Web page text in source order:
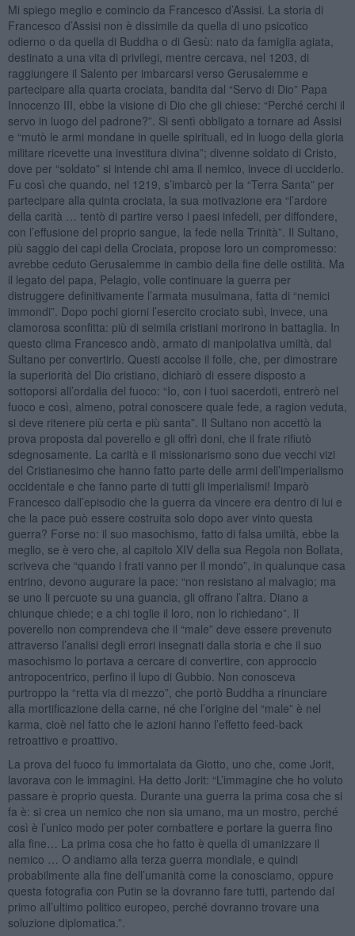
Mi spiego meglio e comincio da Francesco d’Assisi. La storia di
Francesco d’Assisi non è dissimile da quella di uno psicotico
odierno o da quella di Buddha o di Gesù: nato da famiglia agiata,
destinato a una vita di privilegi, mentre cercava, nel 1203, di
raggiungere il Salento per imbarcarsi verso Gerusalemme e
partecipare alla quarta crociata, bandita dal “Servo di Dio” Papa
Innocenzo III, ebbe la visione di Dio che gli chiese: “Perché cerchi il
servo in luogo del padrone?”. Si sentì obbligato a tornare ad Assisi
e “mutò le armi mondane in quelle spirituali, ed in luogo della gloria
militare ricevette una investitura divina”; divenne soldato di Cristo,
dove per “soldato” si intende chi ama il nemico, invece di ucciderlo.
Fu così che quando, nel 1219, s’imbarcò per la “Terra Santa” per
partecipare alla quinta crociata, la sua motivazione era “l’ardore
della carità … tentò di partire verso i paesi infedeli, per diffondere,
con l’effusione del proprio sangue, la fede nella Trinità”. Il Sultano,
più saggio dei capi della Crociata, propose loro un compromesso:
avrebbe ceduto Gerusalemme in cambio della fine delle ostilità. Ma
il legato del papa, Pelagio, volle continuare la guerra per
distruggere definitivamente l’armata musulmana, fatta di “nemici
immondi”. Dopo pochi giorni l’esercito crociato subì, invece, una
clamorosa sconfitta: più di seimila cristiani morirono in battaglia. In
questo clima Francesco andò, armato di manipolativa umiltà, dal
Sultano per convertirlo. Questi accolse il folle, che, per dimostrare
la superiorità del Dio cristiano, dichiarò di essere disposto a
sottoporsi all’ordalia del fuoco: “Io, con i tuoi sacerdoti, entrerò nel
fuoco e così, almeno, potrai conoscere quale fede, a ragion veduta,
si deve ritenere più certa e più santa”. Il Sultano non accettò la
prova proposta dal poverello e gli offrì doni, che il frate rifiutò
sdegnosamente. La carità e il missionarismo sono due vecchi vizi
del Cristianesimo che hanno fatto parte delle armi dell’imperialismo
occidentale e che fanno parte di tutti gli imperialismi! Imparò
Francesco dall’episodio che la guerra da vincere era dentro di lui e
che la pace può essere costruita solo dopo aver vinto questa
guerra? Forse no: il suo masochismo, fatto di falsa umiltà, ebbe la
meglio, se è vero che, al capitolo XIV della sua Regola non Bollata,
scriveva che “quando i frati vanno per il mondo”, in qualunque casa
entrino, devono augurare la pace: “non resistano al malvagio; ma
se uno li percuote su una guancia, gli offrano l’altra. Diano a
chiunque chiede; e a chi toglie il loro, non lo richiedano”. Il
poverello non comprendeva che il “male” deve essere prevenuto
attraverso l’analisi degli errori insegnati dalla storia e che il suo
masochismo lo portava a cercare di convertire, con approccio
antropocentrico, perfino il lupo di Gubbio. Non conosceva
purtroppo la “retta via di mezzo”, che portò Buddha a rinunciare
alla mortificazione della carne, né che l’origine del “male” è nel
karma, cioè nel fatto che le azioni hanno l’effetto feed-back
retroattivo e proattivo.
La prova del fuoco fu immortalata da Giotto, uno che, come Jorit,
lavorava con le immagini. Ha detto Jorit: “L’immagine che ho voluto
passare è proprio questa. Durante una guerra la prima cosa che si
fa è: si crea un nemico che non sia umano, ma un mostro, perché
così è l’unico modo per poter combattere e portare la guerra fino
alla fine… La prima cosa che ho fatto è quella di umanizzare il
nemico … O andiamo alla terza guerra mondiale, e quindi
probabilmente alla fine dell’umanità come la conosciamo, oppure
questa fotografia con Putin se la dovranno fare tutti, partendo dal
primo all’ultimo politico europeo, perché dovranno trovare una
soluzione diplomatica.”.